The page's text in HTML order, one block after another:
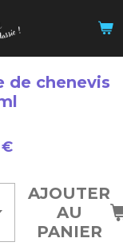
de chenevis
€
AJOUTER
AU
PANIER